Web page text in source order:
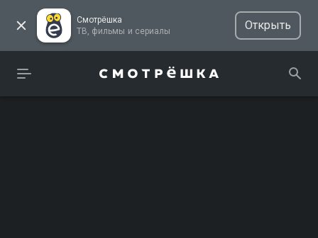
Смотрёшка
ТВ, фильмы и сериалы
Открыть